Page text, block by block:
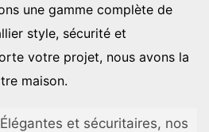
une gamme complète de
style, sécurité et
votre projet, nous avons la
maison.
et sécuritaires, nos